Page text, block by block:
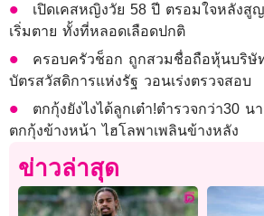
เปิดเคสหญิงวัย 58 ปี ตรอมใจหลังสู
เริ่มตาย ทั้งที่หลอดเลือดปกติ
ครอบครัวช็อก ถูกสวมชื่อถือหุ้นบริ
บัตรสวัสดิการแห่งรัฐ วอนเร่งตรวจสอบ
ตกกุ้งยังไงได้ลูกเต๋า!ตำรวจกว่า30
ตกกุ้งข้างหน้า ไฮโลพาเพลินข้างหลัง
ข่าวล่าสุด